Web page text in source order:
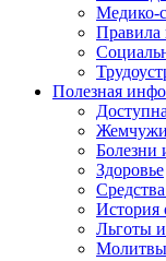
Медико-
Правила
Полезная
Болезни
Здоровье
История
Льготы
Молитвы